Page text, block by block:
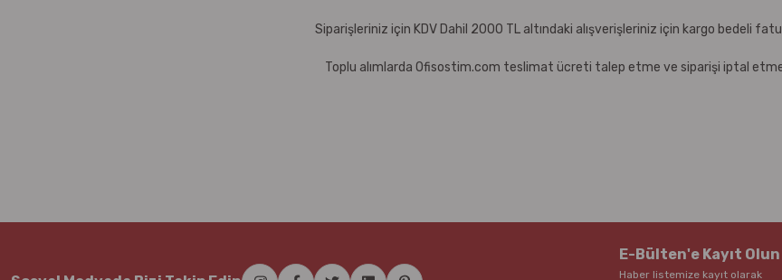
Siparişleriniz için KDV Dahil 2000 TL altındaki alışverişleriniz için kargo bedeli
Toplu alımlarda Ofisostim.com teslimat ücreti talep etme ve siparişi iptal etme
E-Bülten'e Kayıt Olun
Haber listemize kayıt olarak